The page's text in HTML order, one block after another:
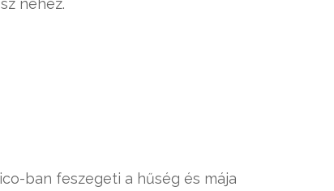
nehéz.
ban feszegeti a hűség és mája